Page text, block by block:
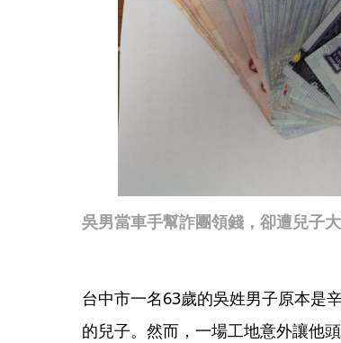
吳男當車手幫詐團領錢，卻遭兒子
台中市一名63歲的吳姓男子原本是
的兒子。然而，一場工地意外讓他